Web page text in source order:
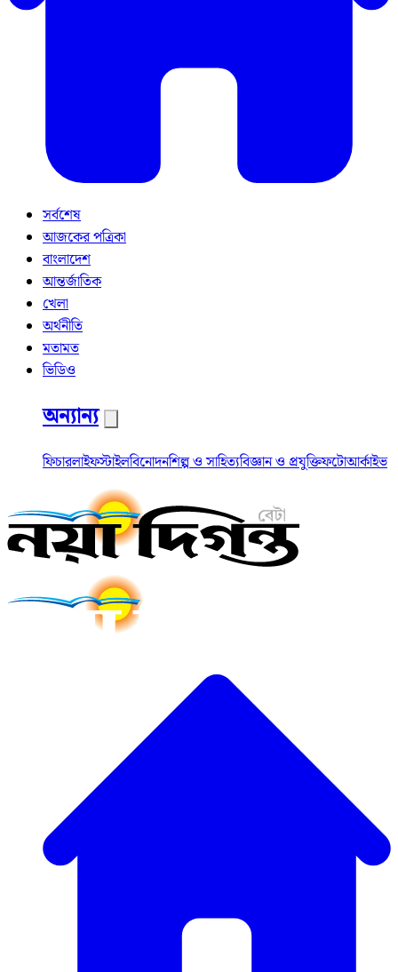
সর্বশেষ
আজকের পত্রিকা
বাংলাদেশ
আন্তর্জাতিক
খেলা
অর্থনীতি
মতামত
ভিডিও
অন্যান্য
ফিচারলাইফস্টাইলবিনোদনশিল্প ও সাহিত্যবিজ্ঞান ও প্রযুক্তিফটোআর্কাইভ